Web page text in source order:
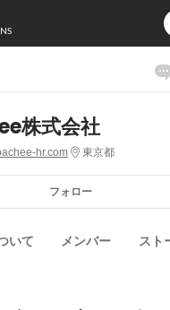
株式会社
hr.com 東京都
フォロー
いて メンバー スト